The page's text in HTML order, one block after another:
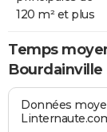
120 m² et plus
Temps
Bourdainville
Données